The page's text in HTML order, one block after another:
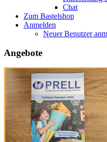
Chat
Zum Bastelshop
Anmelden
Neuer Benutzer
Angebote